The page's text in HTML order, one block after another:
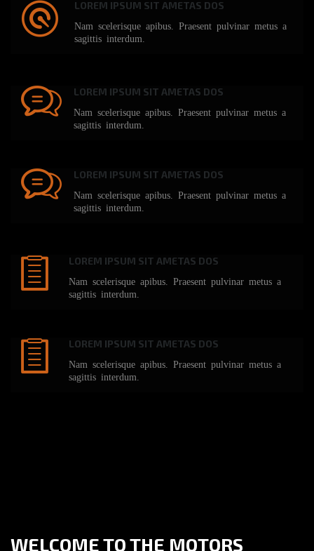
LOREM IPSUM SIT AMETAS DOS
Nam scelerisque apibus. Praesent pulvinar metus a
sagittis interdum.
LOREM IPSUM SIT AMETAS DOS
Nam scelerisque apibus. Praesent pulvinar metus a
sagittis interdum.
LOREM IPSUM SIT AMETAS DOS
Nam scelerisque apibus. Praesent pulvinar metus a
sagittis interdum.
LOREM IPSUM SIT AMETAS DOS
Nam scelerisque apibus. Praesent pulvinar metus a
sagittis interdum.
LOREM IPSUM SIT AMETAS DOS
Nam scelerisque apibus. Praesent pulvinar metus a
sagittis interdum.
WELCOME TO THE MOTORS